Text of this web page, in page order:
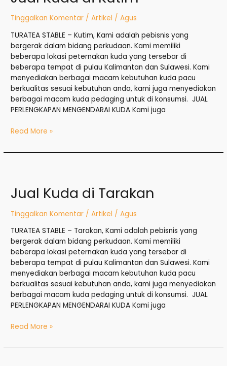
Tinggalkan Komentar /Artikel /Agus
TURATEA STABLE – Kutim, Kami adalah pebisnis yang
bergerak dalam bidang perkudaan. Kami memiliki
beberapa lokasi peternakan kuda yang tersebar di
beberapa tempat di pulau Kalimantan dan Sulawesi. Kami
menyediakan berbagai macam kebutuhan kuda pacu
berkualitas sesuai kebutuhan anda, kami juga menyediakan
berbagai macam kuda pedaging untuk di konsumsi. JUAL
PERLENGKAPAN MENGENDARAI KUDA Kami juga
Kutim
Read More »
Jual Kuda di Tarakan
Tinggalkan Komentar /Artikel /Agus
TURATEA STABLE – Tarakan, Kami adalah pebisnis yang
bergerak dalam bidang perkudaan. Kami memiliki
beberapa lokasi peternakan kuda yang tersebar di
beberapa tempat di pulau Kalimantan dan Sulawesi. Kami
menyediakan berbagai macam kebutuhan kuda pacu
berkualitas sesuai kebutuhan anda, kami juga menyediakan
berbagai macam kuda pedaging untuk di konsumsi. JUAL
PERLENGKAPAN MENGENDARAI KUDA Kami juga
di
Tarakan
Read More »